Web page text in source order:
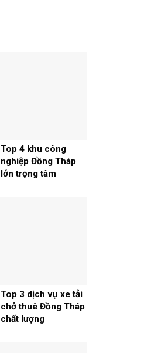
Top 4 khu công
nghiệp Đồng Tháp
lớn trọng tâm
Top 3 dịch vụ xe tải
chở thuê Đồng Tháp
chất lượng